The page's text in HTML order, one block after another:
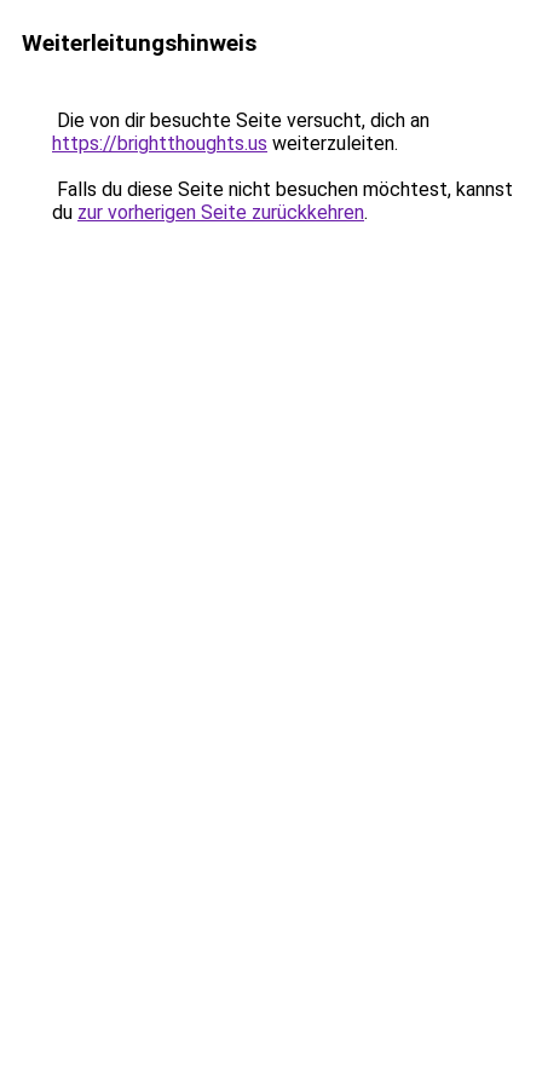
Weiterleitungshinweis
Die von dir besuchte Seite versucht, dich an
https://brightthoughts.us weiterzuleiten.
Falls du diese Seite nicht besuchen möchtest, kannst
du zur vorherigen Seite zurückkehren.